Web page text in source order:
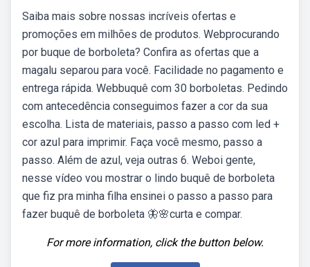
Saiba mais sobre nossas incríveis ofertas e
promoções em milhões de produtos. Webprocurando
por buque de borboleta? Confira as ofertas que a
magalu separou para você. Facilidade no pagamento e
entrega rápida. Webbuquê com 30 borboletas. Pedindo
com antecedência conseguimos fazer a cor da sua
escolha. Lista de materiais, passo a passo com led +
cor azul para imprimir. Faça você mesmo, passo a
passo. Além de azul, veja outras 6. Weboi gente,
nesse vídeo vou mostrar o lindo buquê de borboleta
que fiz pra minha filha ensinei o passo a passo para
fazer buquê de borboleta 🦋🌸curta e compar.
For more information, click the button below.